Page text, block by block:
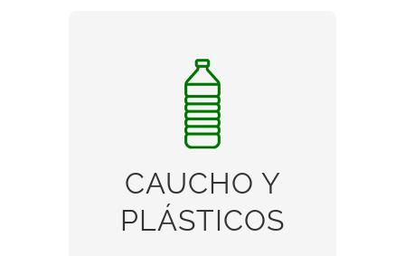
CAUCHO Y
PLÁSTICOS
CAUCHO Y
PLÁSTICOS